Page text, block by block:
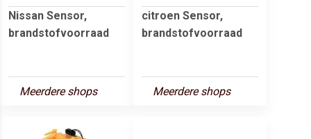
Nissan Sensor,
brandstofvoorraad
Meerdere shops
citroen Sensor,
brandstofvoorraad
Meerdere shops